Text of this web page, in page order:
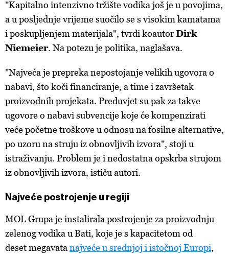
"Kapitalno intenzivno tržište vodika još je u povojima,
a u posljednje vrijeme suočilo se s visokim kamatama
i poskupljenjem materijala", tvrdi koautorDirk
Niemeier. Na potezu je politika, naglašava.
"Najveća je prepreka nepostojanje velikih ugovora o
nabavi, što koči financiranje, a time i završetak
proizvodnih projekata. Preduvjet su pak za takve
ugovore o nabavi subvencije koje će kompenzirati
veće početne troškove u odnosu na fosilne alternative,
po uzoru na struju iz obnovljivih izvora", stoji u
istraživanju. Problem je i nedostatna opskrba strujom
iz obnovljivih izvora, ističu autori.
Najveće postrojenje u regiji
MOL Grupa je instalirala postrojenje za proizvodnju
zelenog vodika u Bati, koje je s kapacitetom od
deset megavatanajveće u srednjoj i istočnoj Europi,